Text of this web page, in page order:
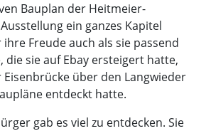
Bauplan der Heitmeier-
ein ganzes Kapitel
Freude auch als sie passend
die sie auf Ebay ersteigert hatte,
über den Langwieder
entdeckt hatte.
gab es viel zu entdecken. Sie